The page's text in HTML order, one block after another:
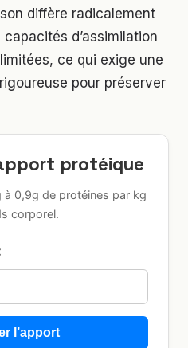
diffère radicalement
capacités d’assimilation
ce qui exige une
pour préserver
protéique
à 0,9g de protéines par kg
corporel.
l’apport